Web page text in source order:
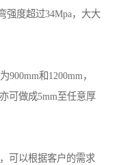
强度超过34Mpa，大大
900mm和1200mm，
可做成5mm至任意厚
可以根据客户的需求